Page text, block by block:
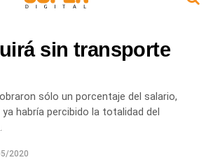
sin transporte
sólo un porcentaje del salario,
habría percibido la totalidad del
2020